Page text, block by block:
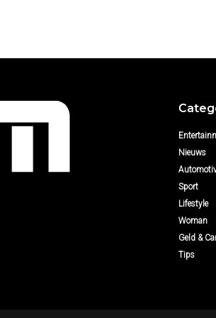
Nieuws
Sport
Lifestyle
Woman
Geld &
Tips